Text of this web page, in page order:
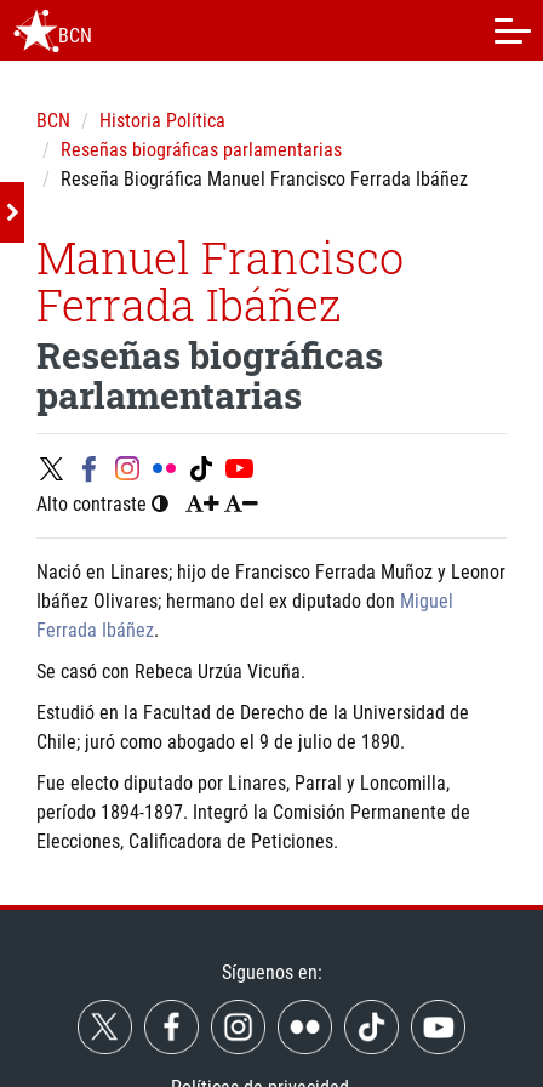
BCN
BCN
Historia Política
Reseñas biográficas parlamentarias
Reseña Biográfica Manuel Francisco Ferrada Ibáñez
Manuel Francisco
Ferrada Ibáñez
Reseñas biográficas
parlamentarias
Alto contraste
Nació en Linares; hijo de Francisco Ferrada Muñoz y Leonor
Ibáñez Olivares; hermano del ex diputado don Miguel
Ferrada Ibáñez.
Se casó con Rebeca Urzúa Vicuña.
Estudió en la Facultad de Derecho de la Universidad de
Chile; juró como abogado el 9 de julio de 1890.
Fue electo diputado por Linares, Parral y Loncomilla,
período 1894-1897. Integró la Comisión Permanente de
Elecciones, Calificadora de Peticiones.
Síguenos en: